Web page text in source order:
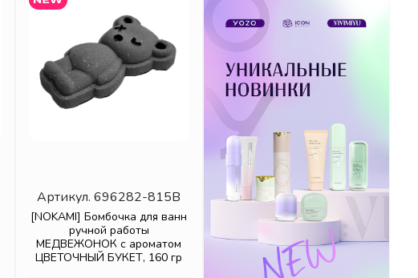
Артикул.696282-815B
[NOKAMI] Бомбочка для ванн
ручной работы
МЕДВЕЖОНОК с ароматом
ЦВЕТОЧНЫЙ БУКЕТ, 160 гр